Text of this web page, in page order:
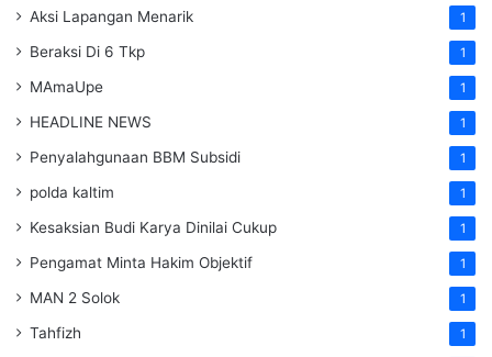
Aksi Lapangan Menarik 1
Beraksi Di 6 Tkp 1
MAmaUpe 1
HEADLINE NEWS 1
Penyalahgunaan BBM Subsidi 1
polda kaltim 1
Kesaksian Budi Karya Dinilai Cukup 1
Pengamat Minta Hakim Objektif 1
MAN 2 Solok 1
Tahfizh 1